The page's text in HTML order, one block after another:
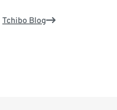
Tchibo Blog